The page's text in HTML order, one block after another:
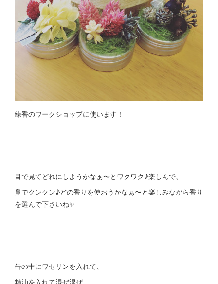
練香のワークショップに使います！！
目で見てどれにしようかなぁ〜とワクワク♪楽しんで、
鼻でクンクン♪どの香りを使おうかなぁ〜と楽しみながら香り
を選んで下さいね✨
缶の中にワセリンを入れて、
精油を入れて混ぜ混ぜ、